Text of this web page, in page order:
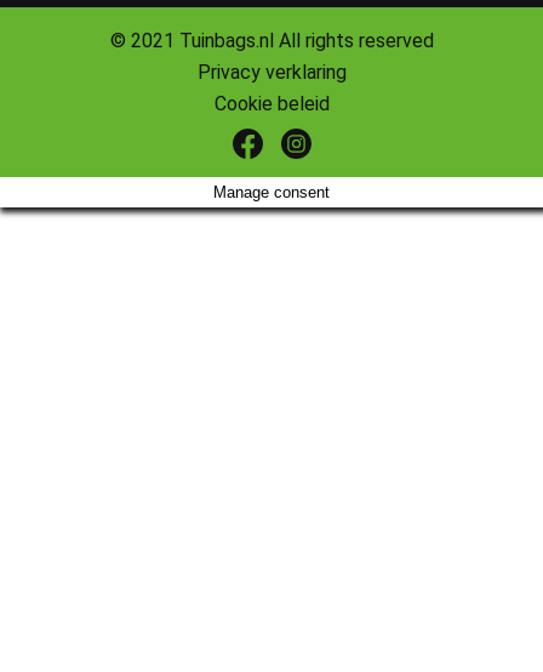
© 2021 Tuinbags.nl All rights reserved
Privacy verklaring
Cookie beleid
Manage consent